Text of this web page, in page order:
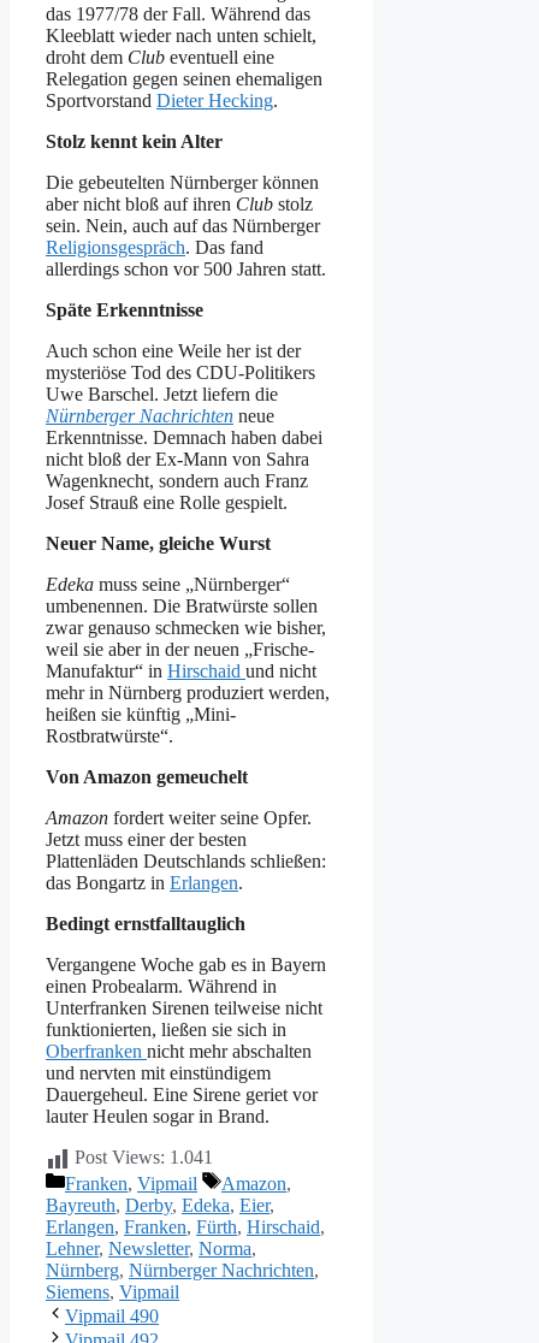
das 1977/78 der Fall. Während das
Kleeblatt wieder nach unten schielt,
droht dem Club eventuell eine
Relegation gegen seinen ehemaligen
Sportvorstand Dieter Hecking.
Stolz kennt kein Alter
Die gebeutelten Nürnberger können
aber nicht bloß auf ihren Club stolz
sein. Nein, auch auf das Nürnberger
Religionsgespräch. Das fand
allerdings schon vor 500 Jahren statt.
Späte Erkenntnisse
Auch schon eine Weile her ist der
mysteriöse Tod des CDU-Politikers
Uwe Barschel. Jetzt liefern die
Nürnberger Nachrichten neue
Erkenntnisse. Demnach haben dabei
nicht bloß der Ex-Mann von Sahra
Wagenknecht, sondern auch Franz
Josef Strauß eine Rolle gespielt.
Neuer Name, gleiche Wurst
Edeka muss seine „Nürnberger“
umbenennen. Die Bratwürste sollen
zwar genauso schmecken wie bisher,
weil sie aber in der neuen „Frische-
Manufaktur“ in Hirschaid und nicht
mehr in Nürnberg produziert werden,
heißen sie künftig „Mini-
Rostbratwürste“.
Von Amazon gemeuchelt
Amazon fordert weiter seine Opfer.
Jetzt muss einer der besten
Plattenläden Deutschlands schließen:
das Bongartz in Erlangen.
Bedingt ernstfalltauglich
Vergangene Woche gab es in Bayern
einen Probealarm. Während in
Unterfranken Sirenen teilweise nicht
funktionierten, ließen sie sich in
Oberfranken nicht mehr abschalten
und nervten mit einstündigem
Dauergeheul. Eine Sirene geriet vor
lauter Heulen sogar in Brand.
Post Views: 1.041
Kategorien
Franken, Vipmail Schlagwörter
Amazon,
Bayreuth, Derby, Edeka, Eier,
Erlangen, Franken, Fürth, Hirschaid,
Lehner, Newsletter, Norma,
Nürnberg, Nürnberger Nachrichten,
Siemens, Vipmail
Vipmail 490